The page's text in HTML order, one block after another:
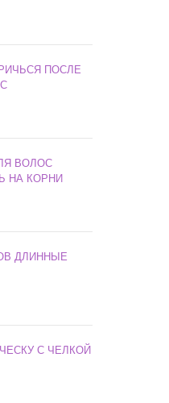
ПОСЛЕ
ВОЛОС
НА КОРНИ
ДЛИННЫЕ
С ЧЕЛКОЙ